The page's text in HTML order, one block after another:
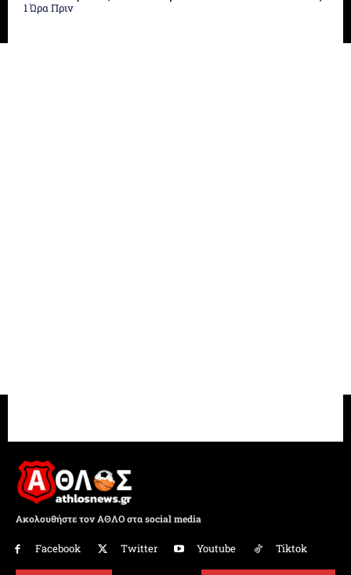
1 Ώρα Πριν
Ακολουθήστε τον ΑΘΛΟ στα social media
Facebook Twitter Youtube Tiktok